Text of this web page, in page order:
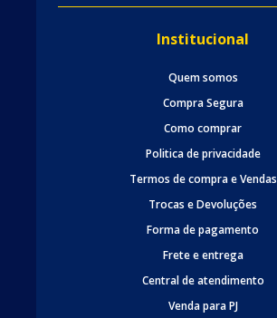
Institucional
Quem somos
Compra Segura
Como comprar
Politica de privacidade
Termos de compra e Vendas
Trocas e Devoluções
Forma de pagamento
Frete e entrega
Central de atendimento
Venda para PJ